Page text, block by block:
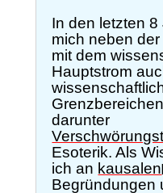
In den letzten
mich neben
mit dem
Hauptstrom
darunter
Esoterik. Als
ich an kausalen
Begründungen